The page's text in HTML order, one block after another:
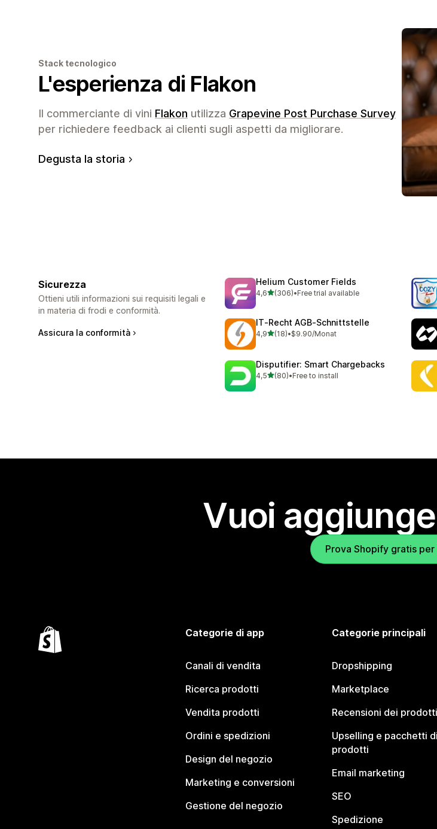
Stack tecnologico
L'esperienza di Flakon
Il commerciante di vini Flakon utilizza Grapevine Post Purchase Survey
per richiedere feedback ai clienti sugli aspetti da migliorare.
Degusta la storia
Sicurezza
Ottieni utili informazioni sui requisiti legali e
in materia di frodi e conformità.
Assicura la conformità
Helium Customer Fields
4,6stelle su 5
(306)
306 recensioni totali
•Free trial available
IT‑Recht AGB‑Schnittstelle
4,9stelle su 5
(18)
18 recensioni totali
•$9.90/Monat
Disputifier: Smart Chargebacks
4,5stelle su 5
(80)
80 recensioni totali
•Free to install
Vuoi
Prova Shopify gratis
Categorie di app
Canali di vendita
Ricerca prodotti
Vendita prodotti
Ordini e spedizioni
Design del negozio
Marketing e conversioni
Gestione del negozio
Categorie principali
Dropshipping
Marketplace
Recensioni dei prodotti
Upselling e pacchetti di
prodotti
Email marketing
SEO
Spedizione